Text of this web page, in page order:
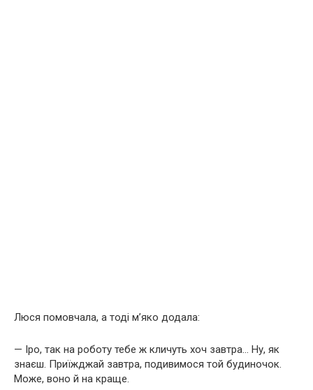
Люся помовчала, а тоді м’яко додала:
— Іро, так на роботу тебе ж кличуть хоч завтра… Ну, як
знаєш. Приїжджай завтра, подивимося той будиночок.
Може, воно й на краще.